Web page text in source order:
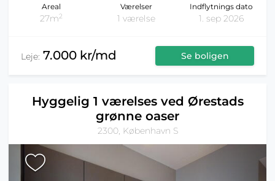
Areal
27m2
Værelser
1 værelse
Indflytnings dato
1. sep 2026
Leje: 7.000 kr/md Se boligen
Hyggelig 1 værelses ved Ørestads
grønne oaser
2300, København S